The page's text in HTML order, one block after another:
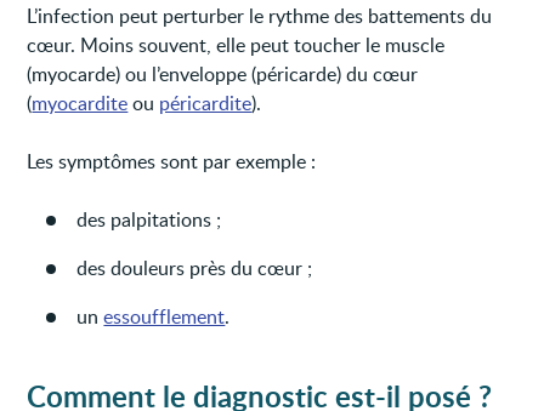
L’infection peut perturber le rythme des battements du
cœur. Moins souvent, elle peut toucher le muscle
(myocarde) ou l’enveloppe (péricarde) du cœur
(myocarditeou péricardite).
Les symptômes sont par exemple :
des palpitations ;
des douleurs près du cœur ;
unessoufflement.
Comment le diagnostic est-il posé ?